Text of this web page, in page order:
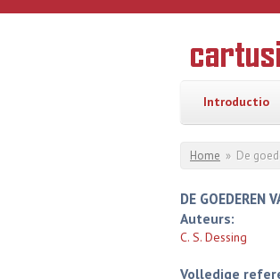
Overslaan en naar de inhoud gaan
Geschiedenis
van de
Introductio
U bent
Home » De
DE GOEDEREN
Auteurs:
C. S. Dessing
Volledige